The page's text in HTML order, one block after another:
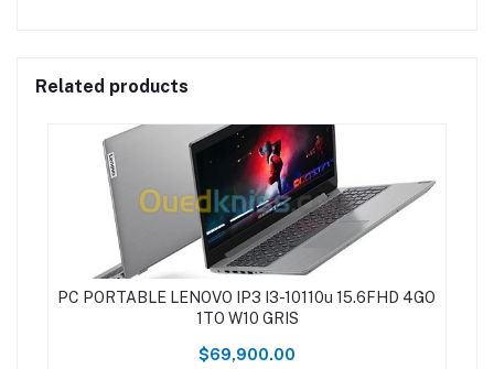
Related products
PC PORTABLE LENOVO IP3 I3-10110u 15.6FHD 4GO
1TO W10 GRIS
$69,900.00